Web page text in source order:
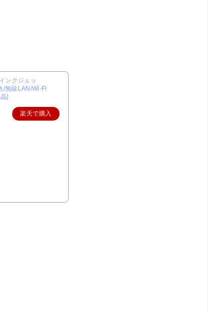
ンクジェッ
/無線LAN/Wi-Fi
]
楽天で購入